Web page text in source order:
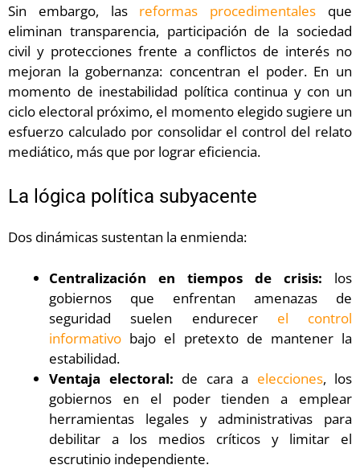
Sin embargo, las reformas procedimentales que
eliminan transparencia, participación de la sociedad
civil y protecciones frente a conflictos de interés no
mejoran la gobernanza: concentran el poder. En un
momento de inestabilidad política continua y con un
ciclo electoral próximo, el momento elegido sugiere un
esfuerzo calculado por consolidar el control del relato
mediático, más que por lograr eficiencia.
La lógica política subyacente
Dos dinámicas sustentan la enmienda:
Centralización en tiempos de crisis: los
gobiernos que enfrentan amenazas de
seguridad suelen endurecer el control
informativo bajo el pretexto de mantener la
estabilidad.
Ventaja electoral: de cara a elecciones, los
gobiernos en el poder tienden a emplear
herramientas legales y administrativas para
debilitar a los medios críticos y limitar el
escrutinio independiente.